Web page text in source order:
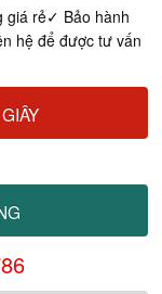
giá rẻ✓ Bảo hành
hệ để được tư vấn